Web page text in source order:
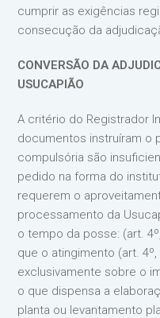
cumprir as exigências
consecução da
CONVERSÃO DA
USUCAPIÃO
A critério do Registrador
documentos instruíram o
compulsória são
pedido na forma do
requerem o
processamento da
o tempo da posse: (art. 4º,
que o atingimento (art. 4º,
exclusivamente sobre o
o que dispensa a
planta ou levantamento